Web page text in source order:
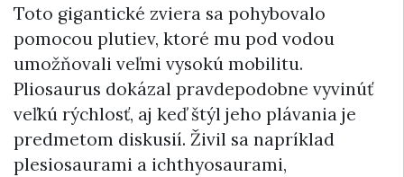
Toto gigantické zviera sa pohybovalo
pomocou plutiev, ktoré mu pod vodou
umožňovali veľmi vysokú mobilitu.
Pliosaurus dokázal pravdepodobne vyvinúť
veľkú rýchlosť, aj keď štýl jeho plávania je
predmetom diskusií. Živil sa napríklad
plesiosaurami a ichthyosaurami,